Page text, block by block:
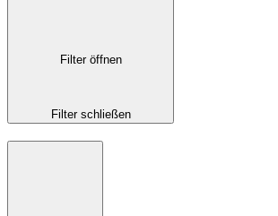
Filter öffnen
Filter schließen